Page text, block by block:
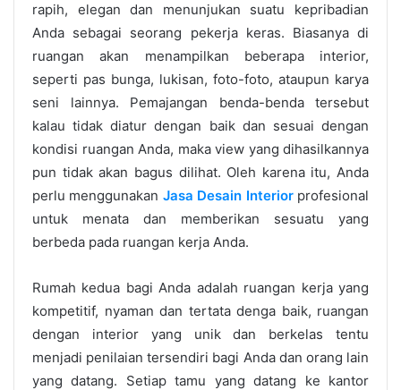
rapih, elegan dan menunjukan suatu kepribadian
Anda sebagai seorang pekerja keras. Biasanya di
ruangan akan menampilkan beberapa interior,
seperti pas bunga, lukisan, foto-foto, ataupun karya
seni lainnya. Pemajangan benda-benda tersebut
kalau tidak diatur dengan baik dan sesuai dengan
kondisi ruangan Anda, maka view yang dihasilkannya
pun tidak akan bagus dilihat. Oleh karena itu, Anda
perlu menggunakan Jasa Desain Interior profesional
untuk menata dan memberikan sesuatu yang
berbeda pada ruangan kerja Anda.
Rumah kedua bagi Anda adalah ruangan kerja yang
kompetitif, nyaman dan tertata denga baik, ruangan
dengan interior yang unik dan berkelas tentu
menjadi penilaian tersendiri bagi Anda dan orang lain
yang datang. Setiap tamu yang datang ke kantor